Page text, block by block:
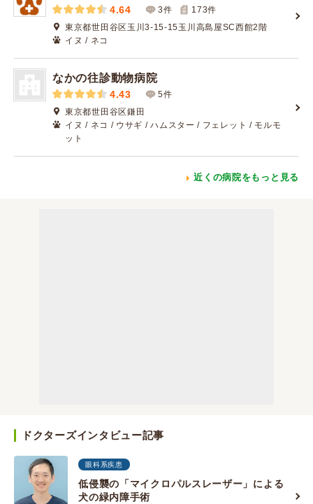
4.64 3件 173件
東京都世田谷区玉川3-15-15玉川高島屋SC西館2階
イヌ / ネコ
なかの往診動物病院
4.43
5件
東京都世田谷区鎌田
イヌ / ネコ / ウサギ / ハムスター / フェレット / モルモ
ット
近くの病院をもっと見る
ドクターズインタビュー記事
眼科系疾患
低侵襲の「マイクロパルスレーザー」による
犬の緑内障手術